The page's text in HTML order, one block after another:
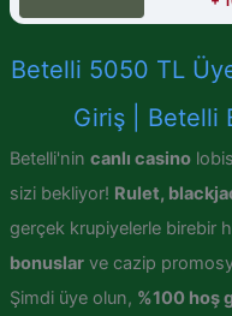
Betelli 5050 TL
Giriş | Betelli
Betelli'nin canlı casino
sizi bekliyor! Rulet,
gerçek krupiyelerle birebir
bonuslarve cazip
Şimdi üye olun, %100 hoş